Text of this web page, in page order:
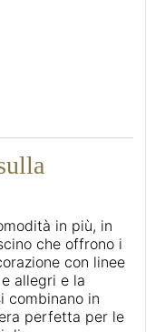
in più, in
che offrono i
con linee
allegri e la
combinano in
perfetta per le